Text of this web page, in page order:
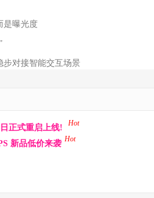
是曝光度
步对接智能交互场景
正式重启上线! Hot
新品低价来袭 Hot